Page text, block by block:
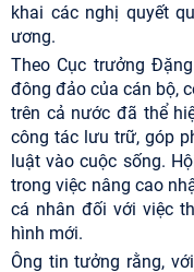
khai các nghị quyết
ương.
Theo Cục trưởng
đông đảo của cán bộ,
trên cả nước đã thể
công tác lưu trữ, góp
luật vào cuộc sống.
trong việc nâng cao
cá nhân đối với việc
hình mới.
Ông tin tưởng rằng,